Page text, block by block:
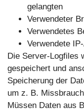
gelangten
Verwendeter
Verwendetes
Verwendete
Die Server-Logfiles
gespeichert und
Speicherung der
um z. B.
Müssen Daten aus